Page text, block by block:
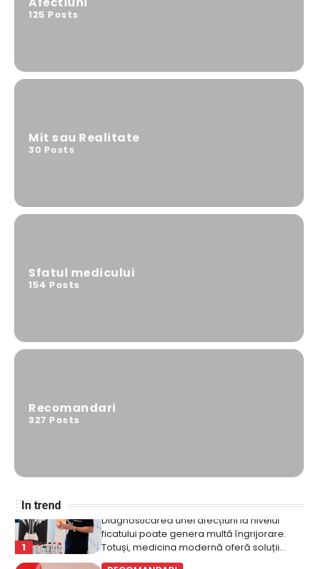
125 Posts
Mit sau Realitate
30 Posts
Sfatul medicului
154 Posts
Recomandari
327 Posts
In trend
3
formă de comprimat, administrat o dată pe
zi, acesta…
4
pacienții cu boli cronice nu ar trebui să
simptome puternice. Hipertensiunea poate
evolua ani de zile fără…
importante în chirurgia modernă
DIVERSE
Diagnosticarea unei afecțiuni la nivelul
2
SPF 30 vs SPF 50: diferența reală în
în 2026
Pentru persoanele care petrec mult timp
afară și vor să aleagă o protecție solară
adaptată…